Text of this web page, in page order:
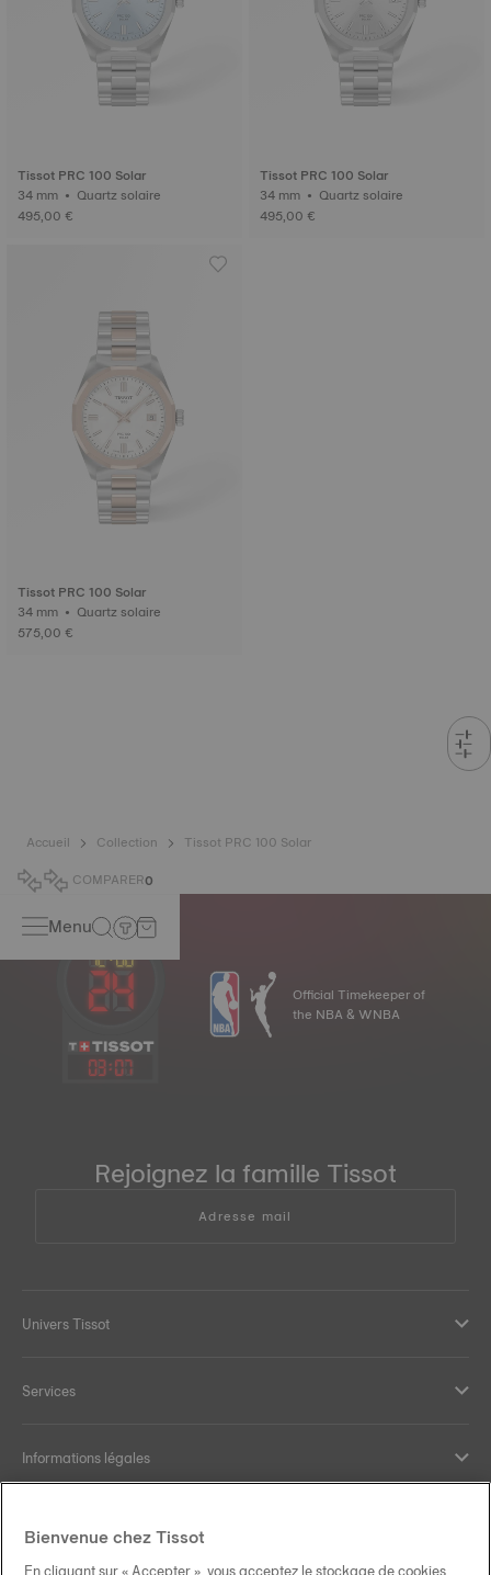
Tissot PRC 100 Solar
34 mm • Quartz solaire
495,00 €
Tissot PRC 100 Solar
34 mm • Quartz solaire
495,00 €
Tissot PRC 100 Solar
34 mm • Quartz solaire
575,00 €
Accueil Collection
Tissot PRC 100 Solar
COMPARER0
Menu
03:07
Official Timekeeper of
the NBA & WNBA
Rejoignez la famille Tissot
Adresse mail
Univers Tissot
Services
Informations légales
Bienvenue chez Tissot